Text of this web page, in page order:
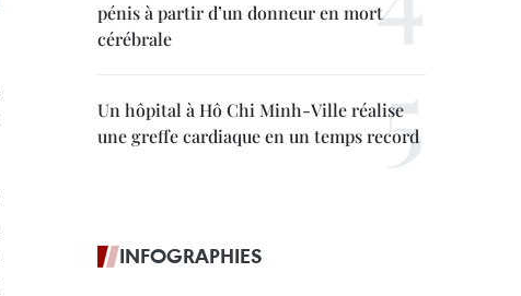
pénis à partir d’un donneur en mort
cérébrale
Un hôpital à Hô Chi Minh-Ville réalise
une greffe cardiaque en un temps record
INFOGRAPHIES